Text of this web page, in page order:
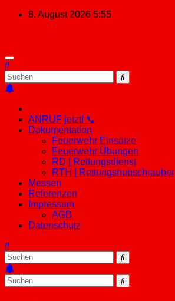
Zum
8. August 2026 5:55
ANRUF jetzt! 📞
Dokumentation
Feuerwehr Einsätze
Feuerwehr Übungen
RD | Rettungsdienst
RTH | Rettungshubschrauber
Messen
Referenzen
Impressum
AGB
Datenschutz